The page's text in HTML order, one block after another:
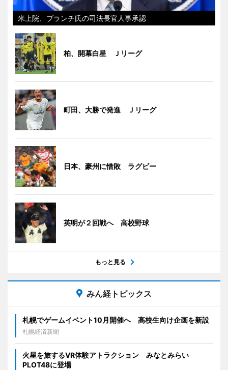
米上院、ブランチ氏の司法長官人事承認
柏、開幕白星 Ｊリーグ
町田、大勝で発進 Ｊリーグ
日本、豪州に惜敗 ラグビー
英明が２回戦へ 高校野球
もっと見る
みん経トピックス
札幌でゲームイベント10月開催へ 高校生向け企画を新設
札幌経済新聞
火星を旅するVR体験アトラクション みなとみらい
PLOT48に登場